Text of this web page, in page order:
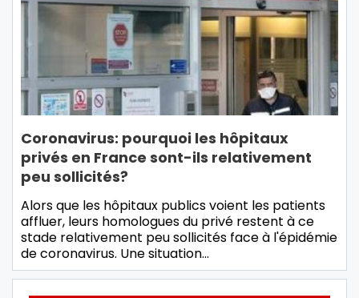
Coronavirus: pourquoi les hôpitaux
privés en France sont-ils relativement
peu sollicités?
Alors que les hôpitaux publics voient les patients
affluer, leurs homologues du privé restent à ce
stade relativement peu sollicités face à l'épidémie
de coronavirus. Une situation…